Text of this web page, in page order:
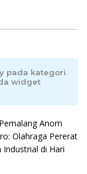
pada kategori
widget